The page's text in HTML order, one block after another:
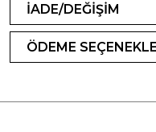
İADE/DEĞİŞİM
ÖDEME